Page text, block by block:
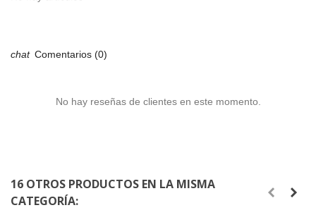
Comentarios (0)
No hay reseñas de clientes en este momento.
16 OTROS PRODUCTOS EN LA MISMA
CATEGORÍA: